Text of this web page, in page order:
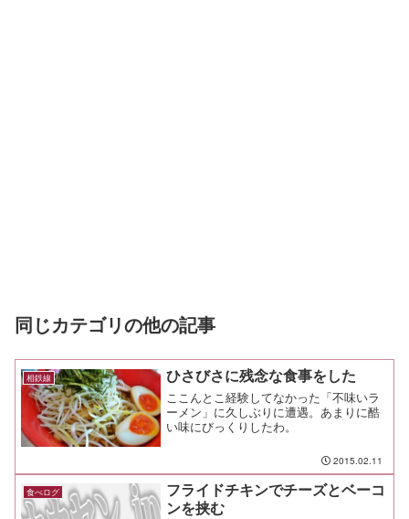
同じカテゴリの他の記事
相鉄線 ひさびさに残念な食事をした
ここんとこ経験してなかった「不味いラ
ーメン」に久しぶりに遭遇。あまりに酷
い味にびっくりしたわ。
2015.02.11
食べログ
フライドチキンでチーズとベーコ
ンを挟む